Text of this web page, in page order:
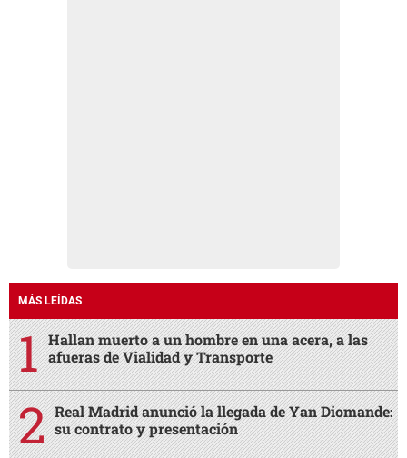
MÁS LEÍDAS
Hallan muerto a un hombre en una acera, a las
afueras de Vialidad y Transporte
Real Madrid anunció la llegada de Yan Diomande:
su contrato y presentación